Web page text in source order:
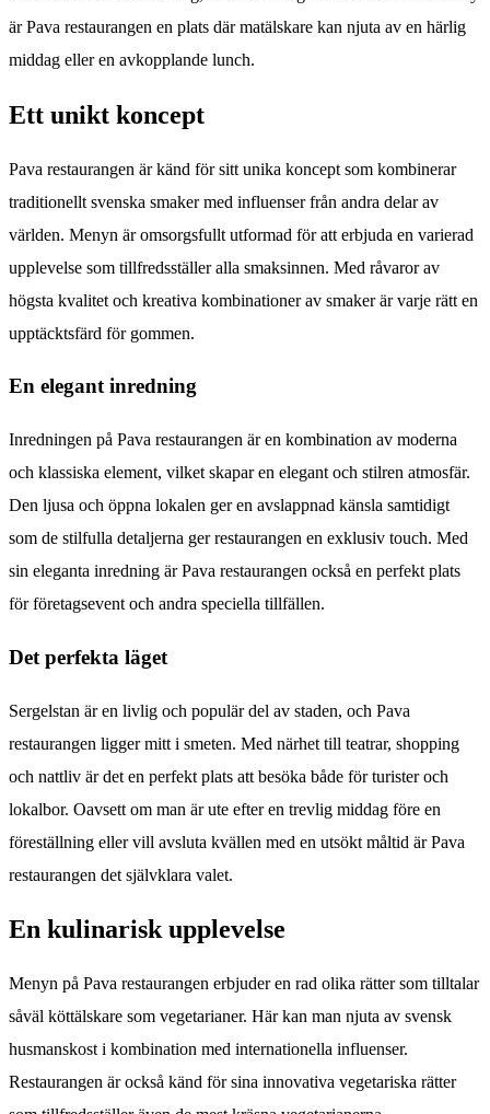
är Pava restaurangen en plats där matälskare kan njuta av en härlig
middag eller en avkopplande lunch.
Ett unikt koncept
Pava restaurangen är känd för sitt unika koncept som kombinerar
traditionellt svenska smaker med influenser från andra delar av
världen. Menyn är omsorgsfullt utformad för att erbjuda en varierad
upplevelse som tillfredsställer alla smaksinnen. Med råvaror av
högsta kvalitet och kreativa kombinationer av smaker är varje rätt en
upptäcktsfärd för gommen.
En elegant inredning
Inredningen på Pava restaurangen är en kombination av moderna
och klassiska element, vilket skapar en elegant och stilren atmosfär.
Den ljusa och öppna lokalen ger en avslappnad känsla samtidigt
som de stilfulla detaljerna ger restaurangen en exklusiv touch. Med
sin eleganta inredning är Pava restaurangen också en perfekt plats
för företagsevent och andra speciella tillfällen.
Det perfekta läget
Sergelstan är en livlig och populär del av staden, och Pava
restaurangen ligger mitt i smeten. Med närhet till teatrar, shopping
och nattliv är det en perfekt plats att besöka både för turister och
lokalbor. Oavsett om man är ute efter en trevlig middag före en
föreställning eller vill avsluta kvällen med en utsökt måltid är Pava
restaurangen det självklara valet.
En kulinarisk upplevelse
Menyn på Pava restaurangen erbjuder en rad olika rätter som tilltalar
såväl köttälskare som vegetarianer. Här kan man njuta av svensk
husmanskost i kombination med internationella influenser.
Restaurangen är också känd för sina innovativa vegetariska rätter